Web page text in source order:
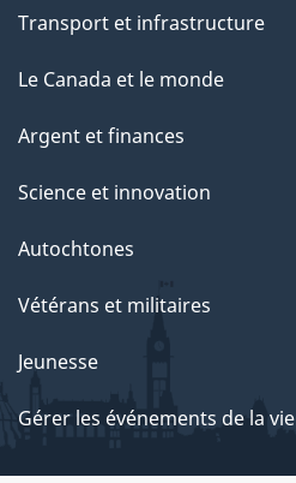
Transport et infrastructure
Le Canada et le monde
Argent et finances
Science et innovation
Autochtones
Vétérans et militaires
Jeunesse
Gérer les événements de la vie